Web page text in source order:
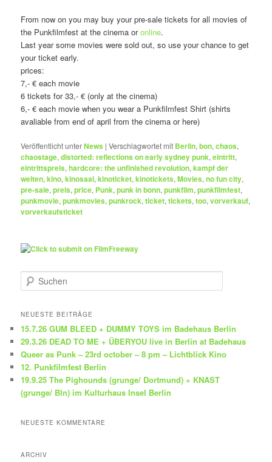
From now on you may buy your pre-sale tickets for all movies of
the Punkfilmfest at the cinema oronline.
Last year some movies were sold out, so use your chance to get
your ticket early.
prices:
7,- € each movie
6 tickets for 33,- € (only at the cinema)
6,- € each movie when you wear a Punkfilmfest Shirt (shirts
avaliable from end of april from the cinema or here)
Veröffentlicht unterNews |Verschlagwortet mit Berlin,bon,chaos,
chaostage,distorted: reflections on early sydney punk,eintritt,
eintrittspreis,hardcore: the unfinished revolution,kampf der
welten,kino,kinosaal,kinoticket,kinotickets,Movies,no fun city,
pre-sale,preis,price, Punk,punk in bonn,punkfilm,punkfilmfest,
punkmovie,punkmovies,punkrock,ticket,tickets,too,vorverkauf,
vorverkaufsticket
u
h
n
NEUESTE BEITRÄGE
15.7.26 GUM BLEED + DUMMY TOYS im Badehaus Berlin
29.3.26 DEAD TO ME + ÜBERYOU live in Berlin at Badehaus
Queer as Punk – 23rd october – 8 pm – Lichtblick Kino
12. Punkfilmfest Berlin
19.9.25 The Pighounds (grunge/ Dortmund) + KNAST
(grunge/ Bln) im Kulturhaus Insel Berlin
NEUESTE KOMMENTARE
ARCHIV